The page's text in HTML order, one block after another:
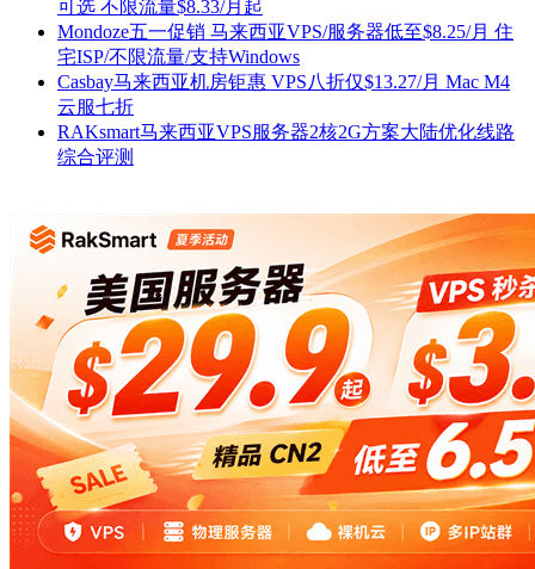
可选 不限流量$8.33/月起
Mondoze五一促销 马来西亚VPS/服务器低至$8.25/月 住
宅ISP/不限流量/支持Windows
Casbay马来西亚机房钜惠 VPS八折仅$13.27/月 Mac M4
云服七折
RAKsmart马来西亚VPS服务器2核2G方案大陆优化线路
综合评测